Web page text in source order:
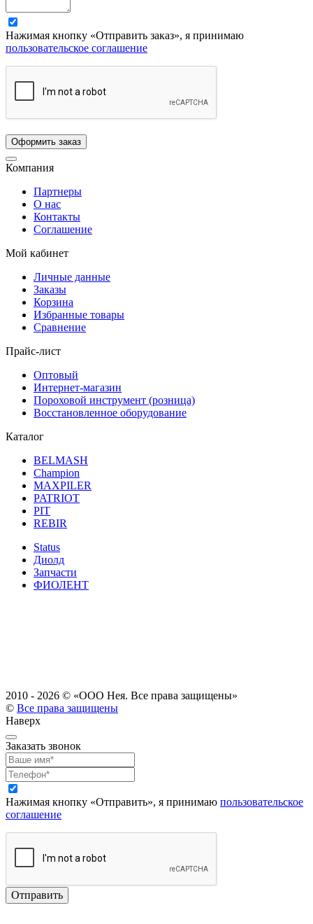
Нажимая кнопку «Отправить заказ», я принимаю
пользовательское соглашение
Компания
Партнеры
О нас
Контакты
Соглашение
Мой кабинет
Личные данные
Заказы
Корзина
Избранные товары
Сравнение
Прайс-лист
Оптовый
Интернет-магазин
Пороховой инструмент (розница)
Восстановленное оборудование
Каталог
BELMASH
Champion
MAXPILER
PATRIOT
PIT
REBIR
Status
Диолд
Запчасти
ФИОЛЕНТ
2010 - 2026 © «ООО Нея. Все права защищены»
© Все права защищены
Наверх
Заказать звонок
Нажимая кнопку «Отправить», я принимаю пользовательское
соглашение